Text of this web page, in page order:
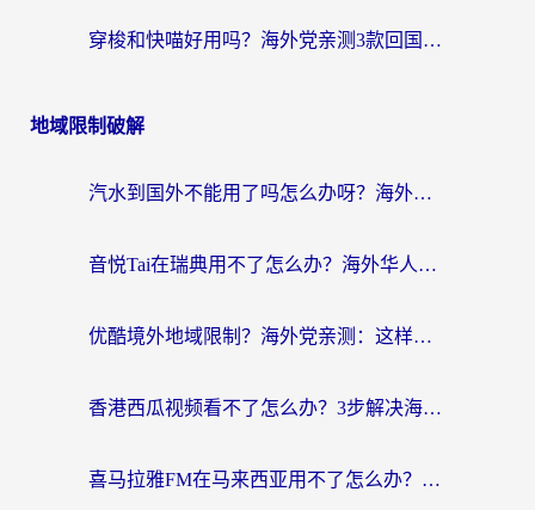
穿梭和快喵好用吗？海外党亲测3款回国加速器，附日本回国VPN避坑指南
地域限制破解
汽水到国外不能用了吗怎么办呀？海外党追剧看片的救星在这里！
音悦Tai在瑞典用不了怎么办？海外华人追剧听歌的实用指南
优酷境外地域限制？海外党亲测：这样看国内剧再也不卡（附3个实用场景解决）
香港西瓜视频看不了怎么办？3步解决海外追剧难题，附靠谱加速器推荐
喜马拉雅FM在马来西亚用不了怎么办？海外华人亲测有效的回国加速指南